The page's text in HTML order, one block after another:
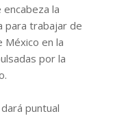
la
para trabajar de
México en la
por la
puntual